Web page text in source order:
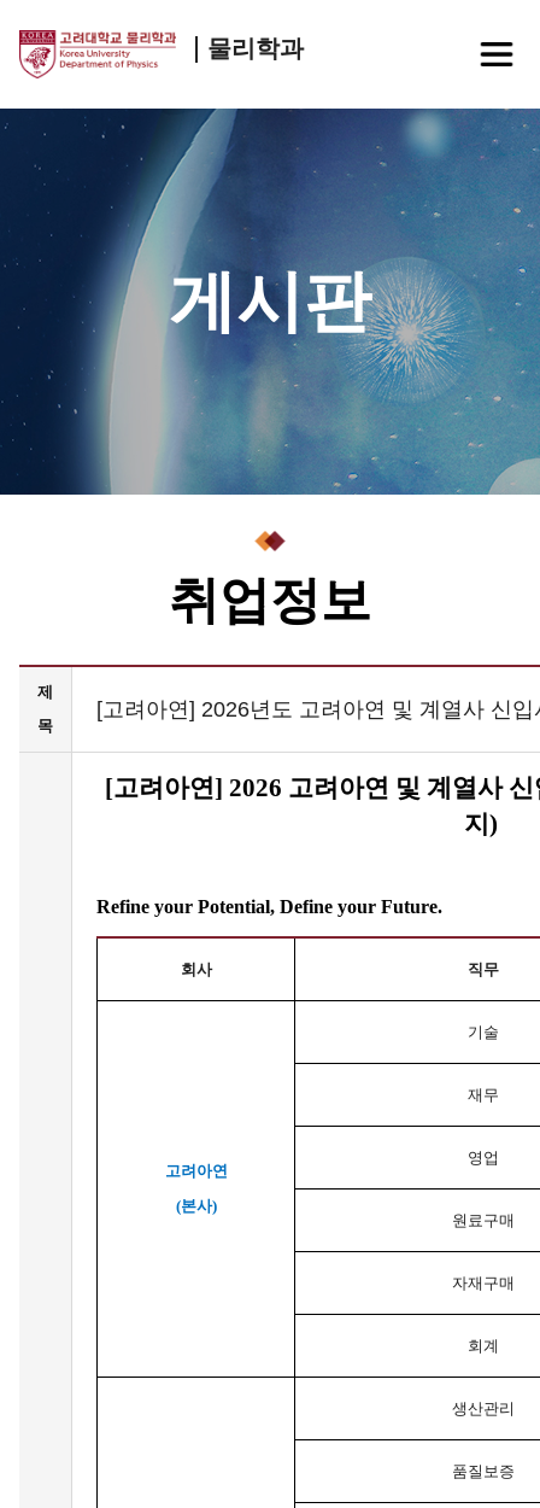
물리학과
게시판
취업정보
제
목
[고려아연] 2026년도 고려아연 및 계열사 신
[고려아연] 2026 고려아연 및 계열사
지)
Refine your Potential, Define your Future.
회사 직무
고려아연
(본사)
기술
재무
영업
원료구매
자재구매
회계
생산관리
품질보증